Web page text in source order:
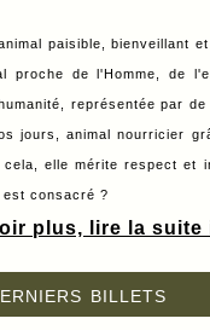
billets
paisible, bienveillant
proche de l'Homme, de
représentée par
jours, animal nourricier
elle mérite respect et
consacré ?
plus, lire la suite